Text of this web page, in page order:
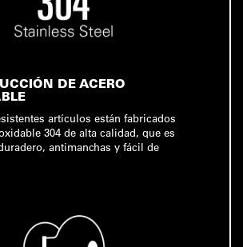
DE ACERO
artículos están fabricados
304 de alta calidad, que es
antimanchas y fácil de